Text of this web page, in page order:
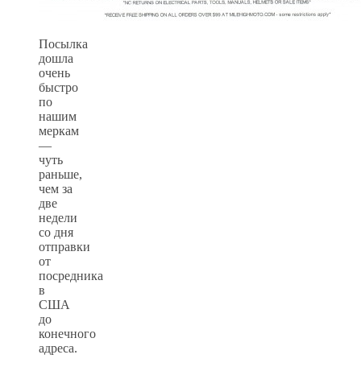
Посылка
дошла
очень
быстро
по
нашим
меркам
—
чуть
раньше,
чем за
две
недели
со дня
отправки
от
посредника
в
США
до
конечного
адреса.